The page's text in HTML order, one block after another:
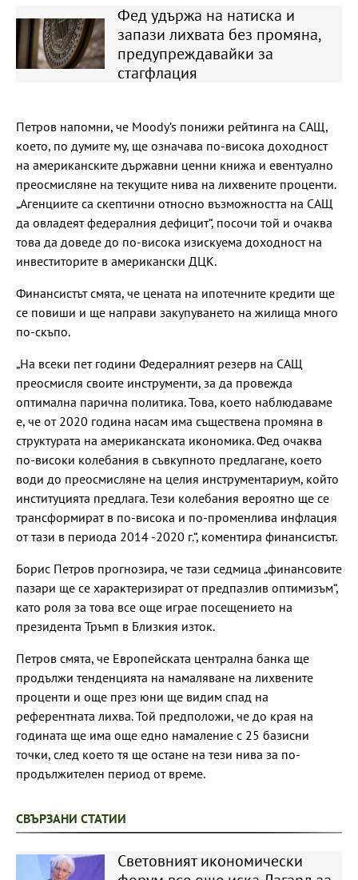
Фед удържа на натиска и
запази лихвата без промяна,
предупреждавайки за
стагфлация
Петров напомни, че Moody’s понижи рейтинга на САЩ,
което, по думите му, ще означава по-висока доходност
на американските държавни ценни книжа и евентуално
преосмисляне на текущите нива на лихвените проценти.
„Агенциите са скептични относно възможността на САЩ
да овладеят федералния дефицит“, посочи той и очаква
това да доведе до по-висока изискуема доходност на
инвеститорите в американски ДЦК.
Финансистът смята, че цената на ипотечните кредити ще
се повиши и ще направи закупуването на жилища много
по-скъпо.
„На всеки пет години Федералният резерв на САЩ
преосмисля своите инструменти, за да провежда
оптимална парична политика. Това, което наблюдаваме
е, че от 2020 година насам има съществена промяна в
структурата на американската икономика. Фед очаква
по-високи колебания в съвкупното предлагане, което
води до преосмисляне на целия инструментариум, който
институцията предлага. Тези колебания вероятно ще се
трансформират в по-висока и по-променлива инфлация
от тази в периода 2014 -2020 г.“, коментира финансистът.
Борис Петров прогнозира, че тази седмица „финансовите
пазари ще се характеризират от предпазлив оптимизъм“,
като роля за това все още играе посещението на
президента Тръмп в Близкия изток.
Петров смята, че Европейската централна банка ще
продължи тенденцията на намаляване на лихвените
проценти и още през юни ще видим спад на
референтната лихва. Той предположи, че до края на
годината ще има още едно намаление с 25 базисни
точки, след което тя ще остане на тези нива за по-
продължителен период от време.
СВЪРЗАНИ СТАТИИ
Световният икономически